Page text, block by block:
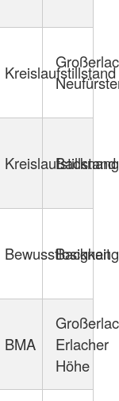
Kreislaufstillstand
Kreislaufstillstand
Backnang
Bewusstlosigkeit
Backnang
BMA
Erlacher
Höhe